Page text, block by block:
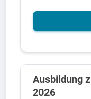
Ausbildung
2026